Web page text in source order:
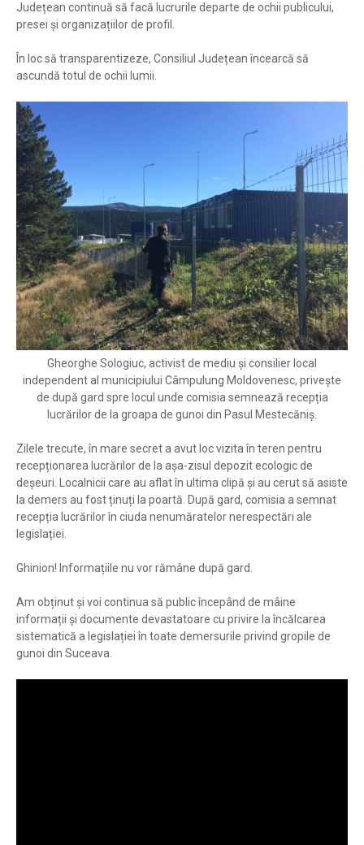
Județean continuă să facă lucrurile departe de ochii publicului,
presei și organizațiilor de profil.
În loc să transparentizeze, Consiliul Județean încearcă să
ascundă totul de ochii lumii.
Gheorghe Sologiuc, activist de mediu și consilier local
independent al municipiului Câmpulung Moldovenesc, privește
de după gard spre locul unde comisia semnează recepția
lucrărilor de la groapa de gunoi din Pasul Mestecăniș.
Zilele trecute, în mare secret a avut loc vizita în teren pentru
recepționarea lucrărilor de la așa-zisul depozit ecologic de
deșeuri. Localnicii care au aflat în ultima clipă și au cerut să asiste
la demers au fost ținuți la poartă. După gard, comisia a semnat
recepția lucrărilor în ciuda nenumăratelor nerespectări ale
legislației.
Ghinion! Informațiile nu vor rămâne după gard.
Am obținut și voi continua să public începând de mâine
informații și documente devastatoare cu privire la încălcarea
sistematică a legislației în toate demersurile privind gropile de
gunoi din Suceava.